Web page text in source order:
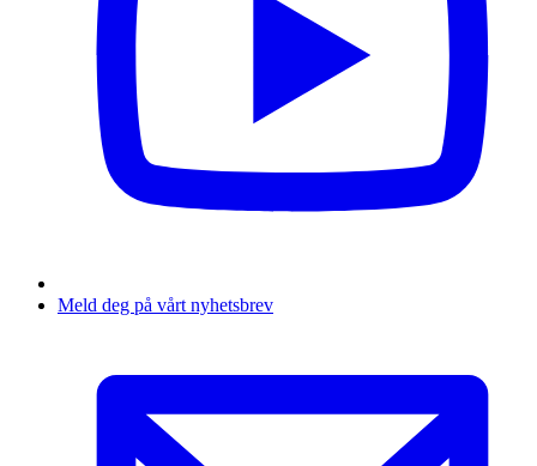
Meld deg på vårt nyhetsbrev